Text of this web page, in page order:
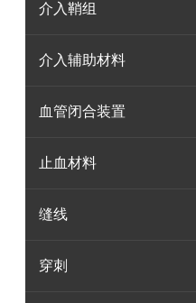
介入鞘组
介入辅助材料
血管闭合装置
止血材料
缝线
穿刺